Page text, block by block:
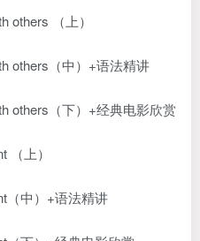
others （上）
others（中）+语法精讲
others（下）+经典电影欣赏
（上）
（中）+语法精讲